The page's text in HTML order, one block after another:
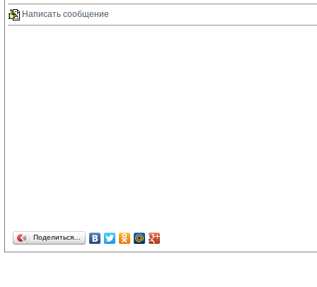
Написать сообщение
Поделиться…